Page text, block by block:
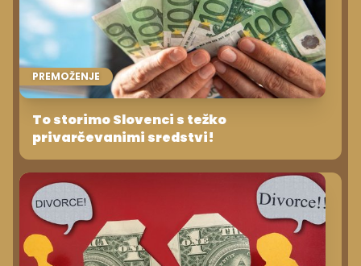
PREMOŽENJE
To storimo Slovenci s težko
privarčevanimi sredstvi!